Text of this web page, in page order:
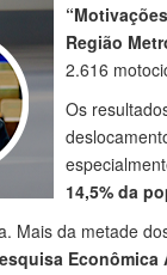
Região
2.616
Os
14,5% da
Mais da metade
Econômica